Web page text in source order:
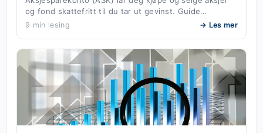
og fond skattefritt til du tar ut gevinst. Guide…
9 min lesing → Les mer